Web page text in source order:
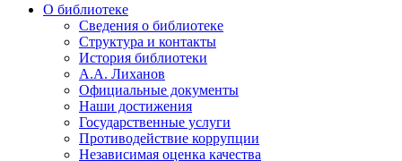
О библиотеке
Сведения о библиотеке
Структура и контакты
История библиотеки
А.А. Лиханов
Официальные документы
Наши достижения
Государственные услуги
Противодействие коррупции
Независимая оценка качества